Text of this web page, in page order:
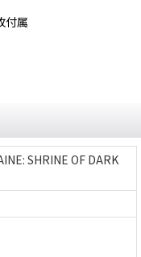
付属
SHRINE OF DARK